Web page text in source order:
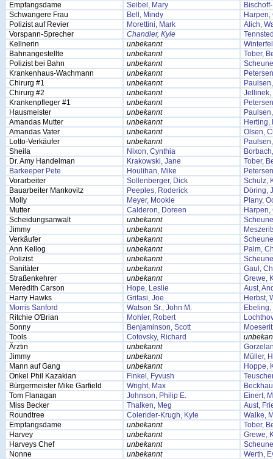
Empfangsdame
Seibel, Mary
Schwangere Frau
Bell, Mindy
Harpen,
Polizist auf Revier
Morettini, Mark
Alich,
Vorspann-Sprecher
Chandler, Kyle
Kellnerin
unbekannt
Bahnangestellte
unbekannt
Tober,
Polizist bei Bahn
unbekannt
Krankenhaus-Wachmann
unbekannt
Chirurg #1
unbekannt
Chirurg #2
unbekannt
Jellinek,
Krankenpfleger #1
unbekannt
Hausmeister
unbekannt
Amandas Mutter
unbekannt
Herting,
Amandas Vater
unbekannt
Olsen,
Lotto-Verkäufer
unbekannt
Sheila
Nixon, Cynthia
Dr. Amy Handelman
Krakowski, Jane
Tober,
Barkeeper Pete
Houlihan, Mike
Vorarbeiter
Sollenberger, Dick
Schulz,
Bauarbeiter Mankovitz
Peeples, Roderick
Döring,
Molly
Meyer, Mookie
Plany,
Mutter
Calderon, Doreen
Harpen,
Scheidungsanwalt
unbekannt
Jimmy
unbekannt
Verkäufer
unbekannt
Ann Kellog
unbekannt
Palm,
Polizist
unbekannt
Sanitäter
unbekannt
Gaul,
Straßenkehrer
unbekannt
Grewe,
Meredith Carson
Hope, Leslie
Aust,
Harry Hawks
Grifasi, Joe
Herbst,
Morris Sanford
Watson Sr., John M.
Ritchie O'Brian
Mohler, Robert
Sonny
Benjaminson, Scott
Tools
Cotovsky, Richard
Ärztin
unbekannt
Jimmy
unbekannt
Müller,
Mann auf Gang
unbekannt
Hoppe,
Onkel Phil Kazakian
Finkel, Fyvush
Bürgermeister Mike Garfield
Wright, Max
Tom Flanagan
Johnson, Philip E.
Einert,
Miss Becker
Thalken, Meg
Aust,
Roundtree
Colerider-Krugh, Kyle
Walke,
Empfangsdame
unbekannt
Tober,
Harvey
unbekannt
Grewe,
Harveys Chef
unbekannt
Nonne
unbekannt
Werth,